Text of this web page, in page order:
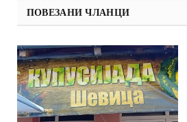
ПОВЕЗАНИ ЧЛАНЦИ